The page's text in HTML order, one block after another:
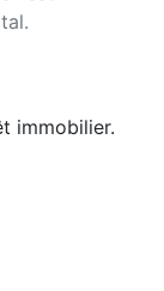
immobilier.